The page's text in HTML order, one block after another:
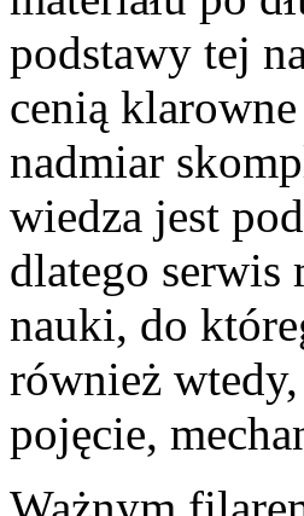
podstawy tej
cenią
nadmiar
wiedza jest
dlatego serwis
nauki, do
również
pojęcie,